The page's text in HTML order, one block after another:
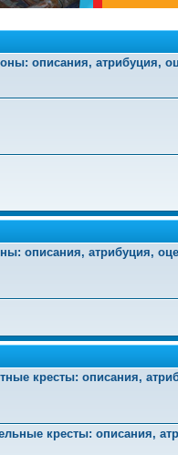
описания, атрибуция,
описания, атрибуция,
кресты: описания,
кресты: описания,